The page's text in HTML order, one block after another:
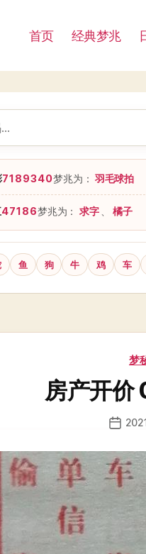
首页 经典梦兆
7189340梦兆为：羽毛球拍
47186梦兆为： 求字 橘子
鱼 狗 牛 鸡 车
梦
房产开
发
日
期